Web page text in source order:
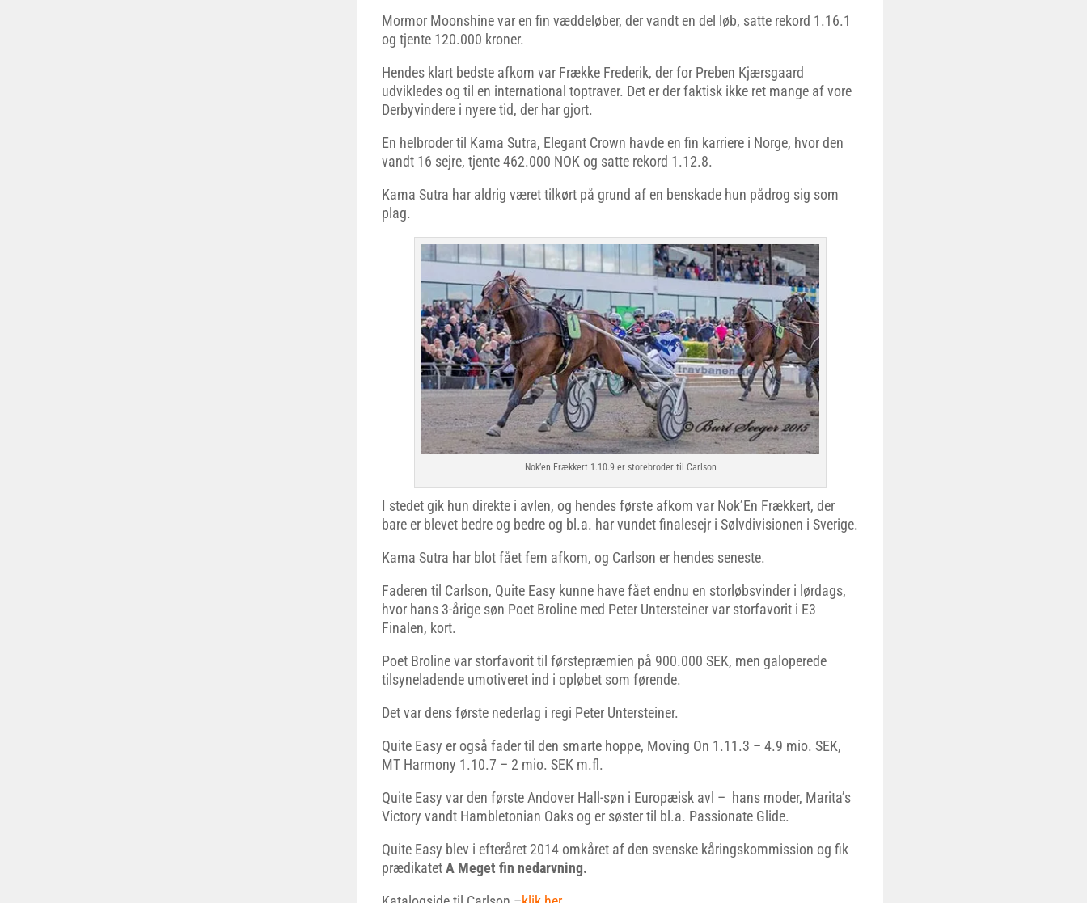
Mormor Moonshine var en fin væddeløber, der vandt en del løb, satte rekord 1.16.1
og tjente 120.000 kroner.
Hendes klart bedste afkom var Frække Frederik, der for Preben Kjærsgaard
udvikledes og til en international toptraver. Det er der faktisk ikke ret mange af vore
Derbyvindere i nyere tid, der har gjort.
En helbroder til Kama Sutra, Elegant Crown havde en fin karriere i Norge, hvor den
vandt 16 sejre, tjente 462.000 NOK og satte rekord 1.12.8.
Kama Sutra har aldrig været tilkørt på grund af en benskade hun pådrog sig som
plag.
Nok’en Frækkert 1.10.9 er storebroder til Carlson
I stedet gik hun direkte i avlen, og hendes første afkom var Nok’En Frækkert, der
bare er blevet bedre og bedre og bl.a. har vundet finalesejr i Sølvdivisionen i Sverige.
Kama Sutra har blot fået fem afkom, og Carlson er hendes seneste.
Faderen til Carlson, Quite Easy kunne have fået endnu en storløbsvinder i lørdags,
hvor hans 3-årige søn Poet Broline med Peter Untersteiner var storfavorit i E3
Finalen, kort.
Poet Broline var storfavorit til førstepræmien på 900.000 SEK, men galoperede
tilsyneladende umotiveret ind i opløbet som førende.
Det var dens første nederlag i regi Peter Untersteiner.
Quite Easy er også fader til den smarte hoppe, Moving On 1.11.3 – 4.9 mio. SEK,
MT Harmony 1.10.7 – 2 mio. SEK m.fl.
Quite Easy var den første Andover Hall-søn i Europæisk avl – hans moder, Marita’s
Victory vandt Hambletonian Oaks og er søster til bl.a. Passionate Glide.
Quite Easy blev i efteråret 2014 omkåret af den svenske kåringskommission og fik
prædikatetA Meget fin nedarvning.